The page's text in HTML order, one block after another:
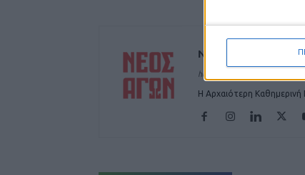
ΝΕΟΣ ΑΓΩΝ
https://neosagon.gr
Η Αρχαιότερη